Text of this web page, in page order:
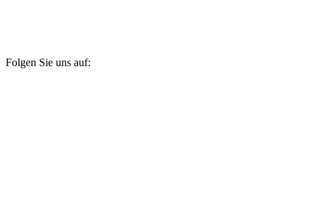
Folgen Sie uns auf: